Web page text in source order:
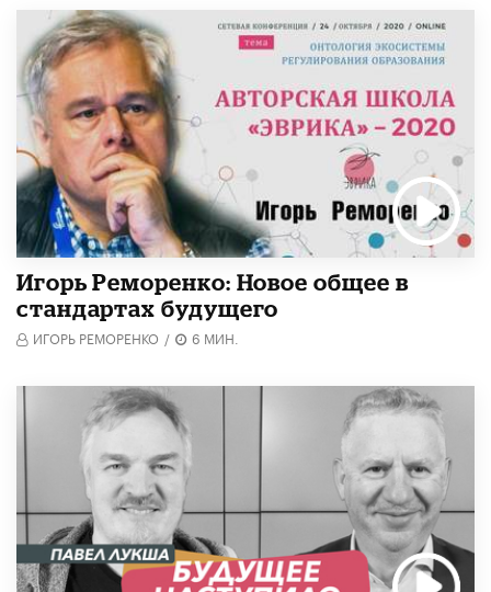
Игорь Реморенко: Новое общее в
стандартах будущего
ИГОРЬ РЕМОРЕНКО / 6 МИН.